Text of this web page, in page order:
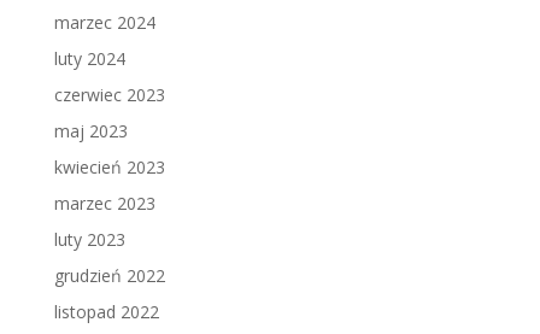
marzec 2024
luty 2024
czerwiec 2023
maj 2023
kwiecień 2023
marzec 2023
luty 2023
grudzień 2022
listopad 2022